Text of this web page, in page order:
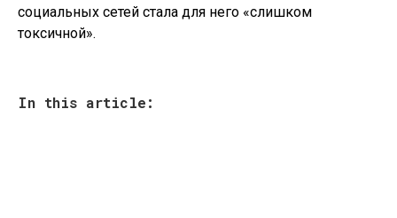
социальных сетей стала для него «слишком
токсичной».
In this article: